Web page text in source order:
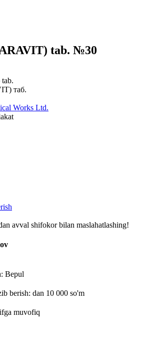
tab. №30
таб.
Works Ltd.
avval shifokor bilan maslahatlashing!
Bepul
berish: dan 10 000 so'm
muvofiq